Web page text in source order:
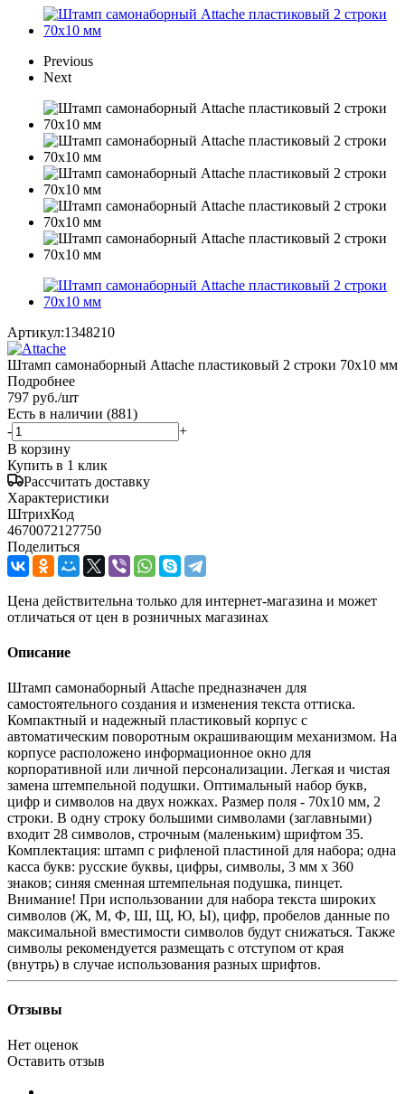
Previous
Next
Артикул:1348210
Штамп самонаборный Attache пластиковый 2 строки 70x10 мм
Подробнее
797 руб./шт
Есть в наличии (881)
-
+
В корзину
Купить в 1 клик
Рассчитать доставку
Характеристики
ШтрихКод
4670072127750
Поделиться
Цена действительна только для интернет-магазина и может
отличаться от цен в розничных магазинах
Описание
Штамп самонаборный Attache предназначен для
самостоятельного создания и изменения текста оттиска.
Компактный и надежный пластиковый корпус с
автоматическим поворотным окрашивающим механизмом. На
корпусе расположено информационное окно для
корпоративной или личной персонализации. Легкая и чистая
замена штемпельной подушки. Оптимальный набор букв,
цифр и символов на двух ножках. Размер поля - 70x10 мм, 2
строки. В одну строку большими символами (заглавными)
входит 28 символов, строчным (маленьким) шрифтом 35.
Комплектация: штамп с рифленой пластиной для набора; одна
касса букв: русские буквы, цифры, символы, 3 мм х 360
знаков; синяя сменная штемпельная подушка, пинцет.
Внимание! При использовании для набора текста широких
символов (Ж, М, Ф, Ш, Щ, Ю, Ы), цифр, пробелов данные по
максимальной вместимости символов будут снижаться. Также
символы рекомендуется размещать с отступом от края
(внутрь) в случае использования разных шрифтов.
Отзывы
Нет оценок
Оставить отзыв